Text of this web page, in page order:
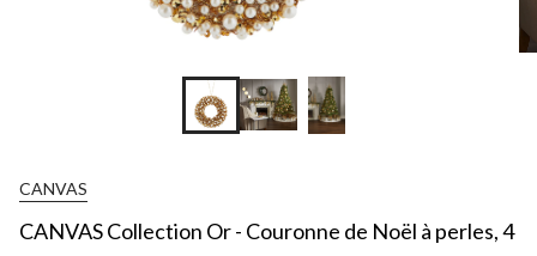
CANVAS
CANVAS Collection Or - Couronne de Noël à perles, 4